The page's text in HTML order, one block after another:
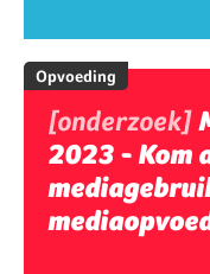
Opvoeding
[onderzoek]
2023 - Kom